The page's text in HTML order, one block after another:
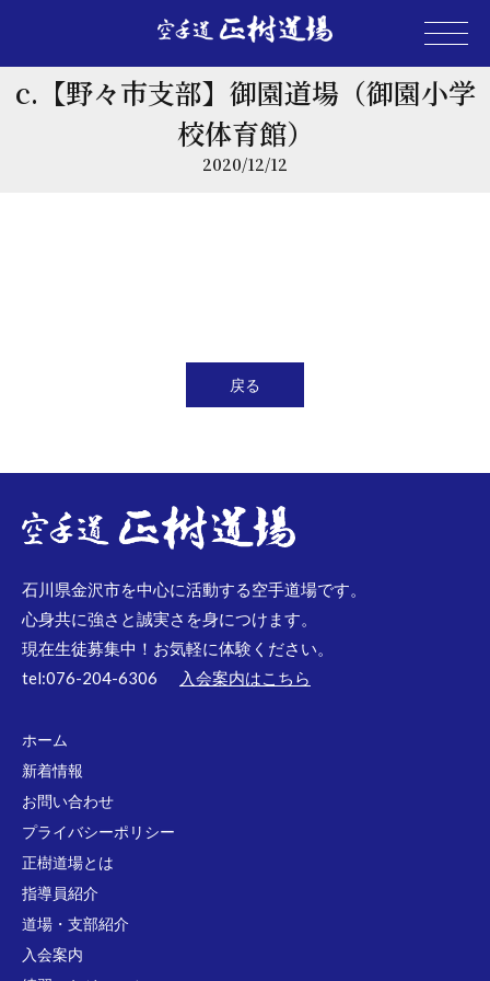
c.【野々市支部】御園道場（御園小学
校体育館）
2020/12/12
戻る
石川県金沢市を中心に活動する空手道場です。
心身共に強さと誠実さを身につけます。
現在生徒募集中！お気軽に体験ください。
tel:076-204-6306
入会案内はこちら
ホーム
新着情報
お問い合わせ
プライバシーポリシー
正樹道場とは
指導員紹介
道場・支部紹介
入会案内